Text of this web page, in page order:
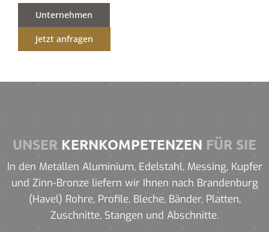
Unternehmen
Jetzt anfragen
UNSER KERNKOMPETENZEN FÜR SIE
In den Metallen Aluminium, Edelstahl, Messing, Kupfer
und Zinn-Bronze liefern wir Ihnen nach Brandenburg
(Havel) Rohre, Profile, Bleche, Bänder, Platten,
Zuschnitte, Stangen und Abschnitte.